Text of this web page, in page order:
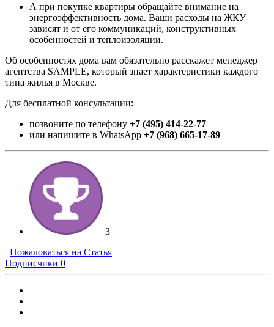
А при покупке квартиры обращайте внимание на
энергоэффективность дома. Ваши расходы на ЖКУ
зависят и от его коммуникаций, конструктивных
особенностей и теплоизоляции.
Об особенностях дома вам обязательно расскажет менеджер
агентства SAMPLE, который знает характеристики каждого
типа жилья в Москве.
Для бесплатной консультации:
позвоните по телефону +7 (495) 414-22-77
или напишите в WhatsApp +7 (968) 665-17-89
3
Пожаловаться на Статья
Подписчики 0